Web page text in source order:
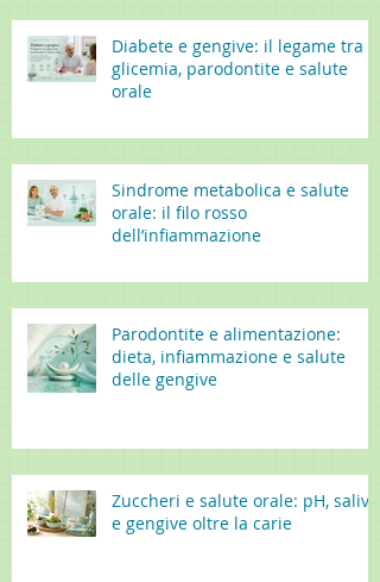
Diabete e gengive: il legame tra
glicemia, parodontite e salute
orale
Sindrome metabolica e salute
orale: il filo rosso
dell’infiammazione
Parodontite e alimentazione:
dieta, infiammazione e salute
delle gengive
Zuccheri e salute orale: pH, saliva
e gengive oltre la carie